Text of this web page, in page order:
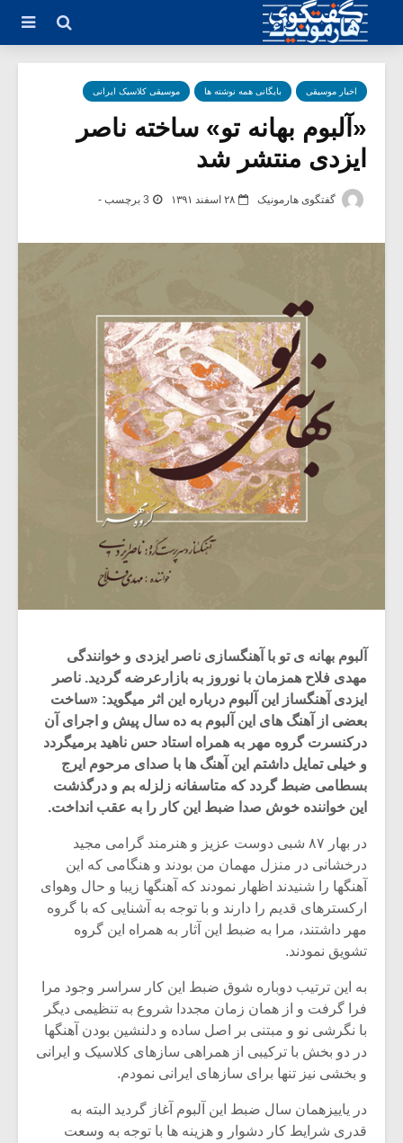
اخبار موسیقی بایگانی همه نوشته ها موسیقی کلاسیک ایرانی
«آلبوم بهانه تو» ساخته ناصر
ایزدی منتشر شد
گفتگوی هارمونیک ۲۸ اسفند ۱۳۹۱ 3 برچسب -
آلبوم بهانه ی تو با آهنگسازی ناصر ایزدی و خوانندگی
مهدی فلاح همزمان با نوروز به بازارعرضه گردید. ناصر
ایزدی آهنگساز این آلبوم درباره این اثر میگوید: «ساخت
بعضی از آهنگ های این آلبوم به ده سال پیش و اجرای آن
درکنسرت گروه مهر به همراه استاد حس ناهید برمیگردد
و خیلی تمایل داشتم این آهنگ ها با صدای مرحوم ایرج
بسطامی ضبط گردد که متاسفانه زلزله بم و درگذشت
این خواننده خوش صدا ضبط این کار را به عقب انداخت.
در بهار ۸۷ شبی دوست عزیز و هنرمند گرامی مجید
درخشانی در منزل مهمان من بودند و هنگامی که این
آهنگها را شنیدند اظهار نمودند که آهنگها زیبا و حال وهوای
ارکسترهای قدیم را دارند و با توجه به آشنایی که با گروه
مهر داشتند، مرا به ضبط این آثار به همراه این گروه
تشویق نمودند.
به این ترتیب دوباره شوق ضبط این کار سراسر وجود مرا
فرا گرفت و از همان زمان مجددا شروع به تنظیمی دیگر
با نگرشی نو و مبتنی بر اصل ساده و دلنشین بودن آهنگها
در دو بخش با ترکیبی از همراهی سازهای کلاسیک و ایرانی
و بخشی نیز تنها برای سازهای ایرانی نمودم.
در یاییزهمان سال ضبط این آلبوم آغاز گردید البته به
قدری شرایط کار دشوار و هزینه ها با توجه به وسعت
میکلوش روژا